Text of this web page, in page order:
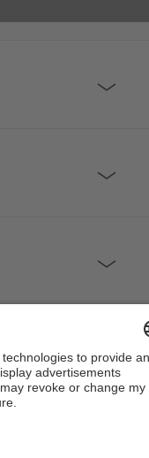
reservados